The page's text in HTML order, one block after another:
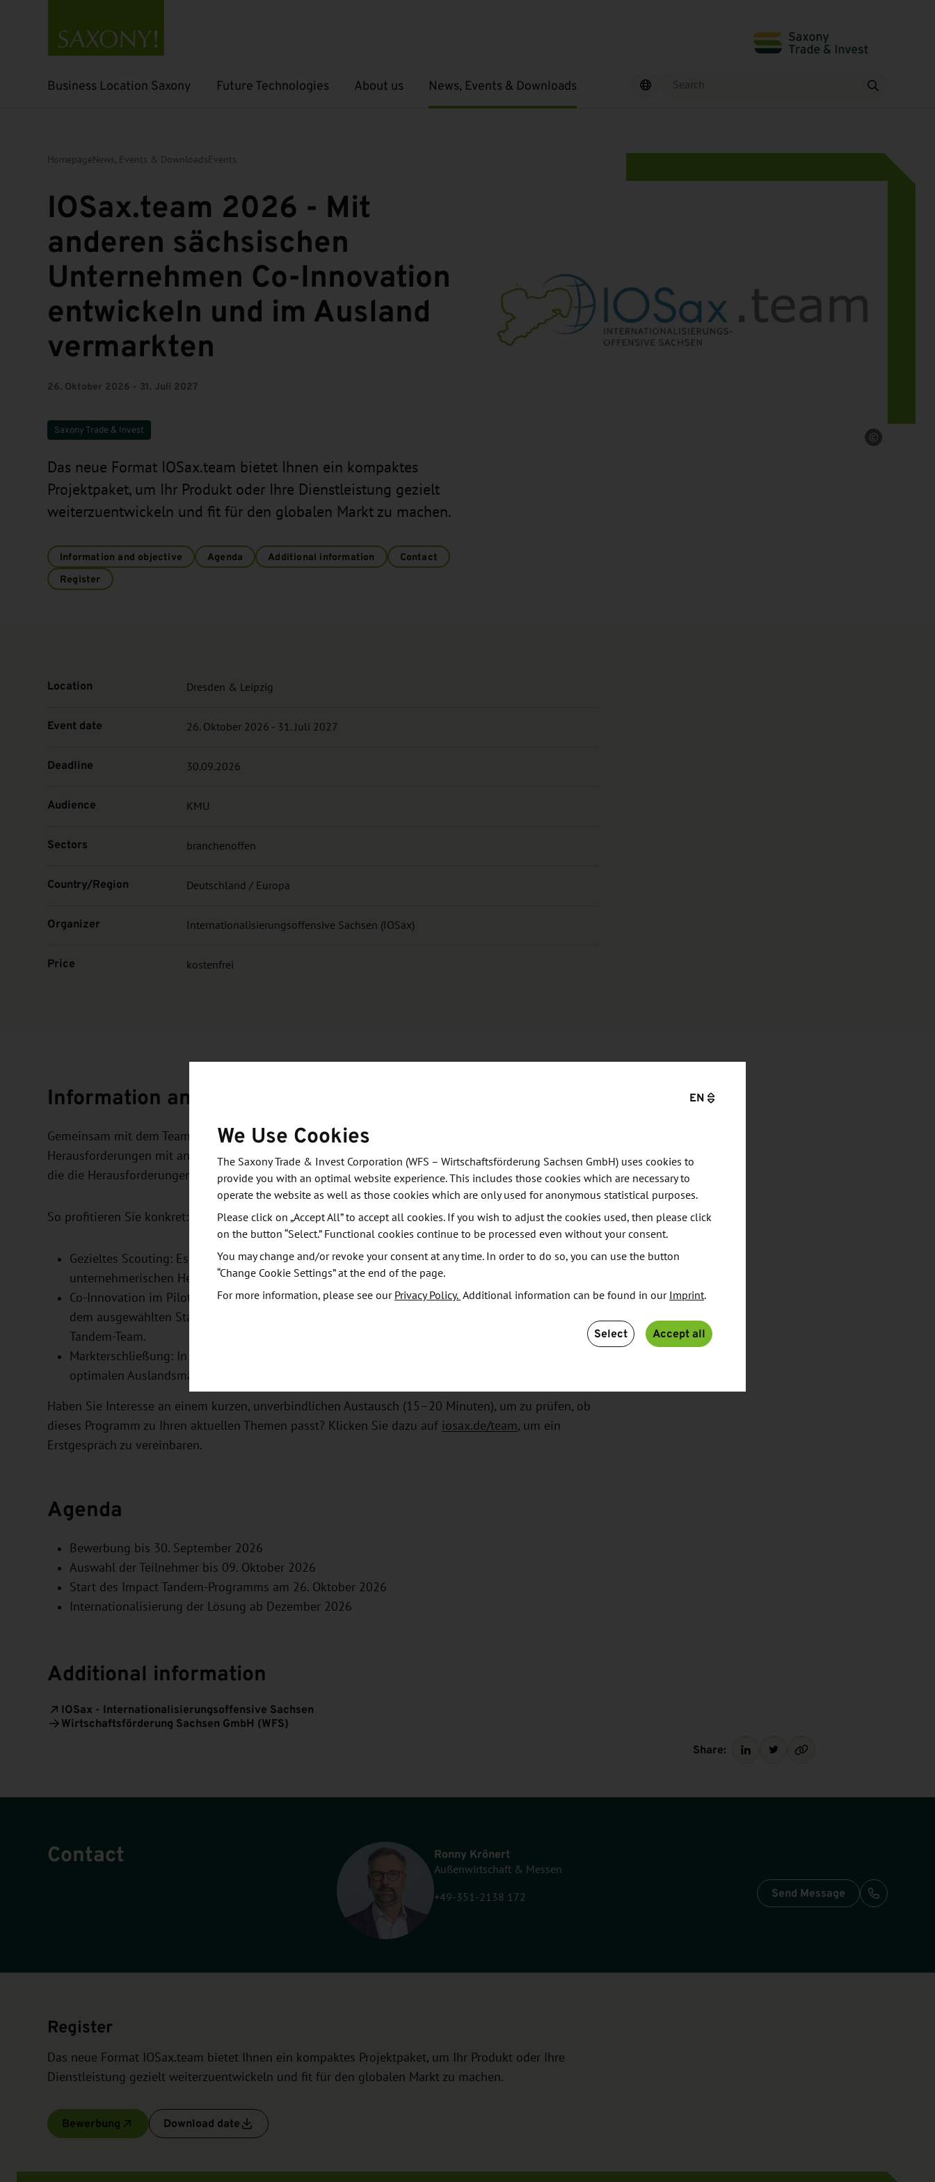
Business Location Saxony
Open submenu Future Technologies
Open submenu About us
Open submenu News, Events & Downloads
Open submenu Find
Homepage News, Events & Downloads Events
IOSax.team 2026 - Mit
anderen sächsischen
Unternehmen Co-Innovation
entwickeln und im Ausland
vermarkten
26. Oktober 2026 - 31. Juli 2027
Saxony Trade & Invest
Das neue Format IOSax.team bietet Ihnen ein kompaktes
Projektpaket, um Ihr Produkt oder Ihre Dienstleistung gezielt
weiterzuentwickeln und fit für den globalen Markt zu machen.
Information and objective Agenda Additional information
Contact
Register
Source
Location Dresden & Leipzig
Event date 26. Oktober 2026 - 31. Juli 2027
Deadline 30.09.2026
Audience KMU
Sectors branchenoffen
Country/Region Deutschland / Europa
Organizer Internationalisierungsoffensive Sachsen (IOSax)
Price kostenfrei
Information and objective
Gemeinsam mit dem Team vom Impact Tandem entwickeln Sie Lösungen für Ihre betrieblichen
Herausforderungen mit anderen Unternehmen. Das Programm identifiziert die passenden Start-ups,
die die Herausforderungen in einem 100-tägigen Pilotprojekt mit den Unternehmen lösen.
So profitieren Sie konkret:
Gezieltes Scouting: Es werden innovative Start-ups identifiziert, die exakt zu Ihrer aktuellen
unternehmerischen Herausforderung passen.
Co-Innovation im Pilotprojekt: In einer 100-tägigen Testphase entwickeln Sie gemeinsam mit
dem ausgewählten Start-up eine maßgeschneiderte Lösung – professionell begleitet vom Impact
Tandem-Team.
Markterschließung: In einem anschließenden eintägigen Workshop werden gemeinsam die
optimalen Auslandsmärkte definiert und die erste Kundenansprache initiiert.
Haben Sie Interesse an einem kurzen, unverbindlichen Austausch (15–20 Minuten), um zu prüfen, ob
dieses Programm zu Ihren aktuellen Themen passt? Klicken Sie dazu auf iosax.de/team, um ein
Erstgespräch zu vereinbaren.
Agenda
Bewerbung bis 30. September 2026
Auswahl der Teilnehmer bis 09. Oktober 2026
Start des Impact Tandem-Programms am 26. Oktober 2026
Internationalisierung der Lösung ab Dezember 2026
Additional information
IOSax - Internationalisierungsoffensive Sachsen
Wirtschaftsförderung Sachsen GmbH (WFS)
Share:
Contact Ronny Krönert
Außenwirtschaft & Messen
+49-351-2138 172 Send Message Call: +49-
Register
Das neue Format IOSax.team bietet Ihnen ein kompaktes Projektpaket, um Ihr Produkt oder Ihre
Dienstleistung gezielt weiterzuentwickeln und fit für den globalen Markt zu machen.
Bewerbung Download date
EN
We Use Cookies
The Saxony Trade & Invest Corporation (WFS – Wirtschaftsförderung Sachsen GmbH) uses cookies to
provide you with an optimal website experience. This includes those cookies which are necessary to
operate the website as well as those cookies which are only used for anonymous statistical purposes.
Please click on „Accept All” to accept all cookies. If you wish to adjust the cookies used, then please click
on the button “Select.” Functional cookies continue to be processed even without your consent.
You may change and/or revoke your consent at any time. In order to do so, you can use the button
“Change Cookie Settings” at the end of the page.
For more information, please see our Privacy Policy. Additional information can be found in our Imprint.
Select Accept all